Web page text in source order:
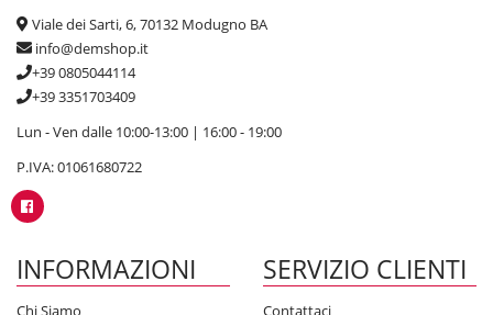
Viale dei Sarti, 6, 70132 Modugno BA
info@demshop.it
+39 0805044114
+39 3351703409
Lun - Ven dalle 10:00-13:00 | 16:00 - 19:00
P.IVA: 01061680722
INFORMAZIONI
Chi Siamo
SERVIZIO CLIENTI
Contattaci